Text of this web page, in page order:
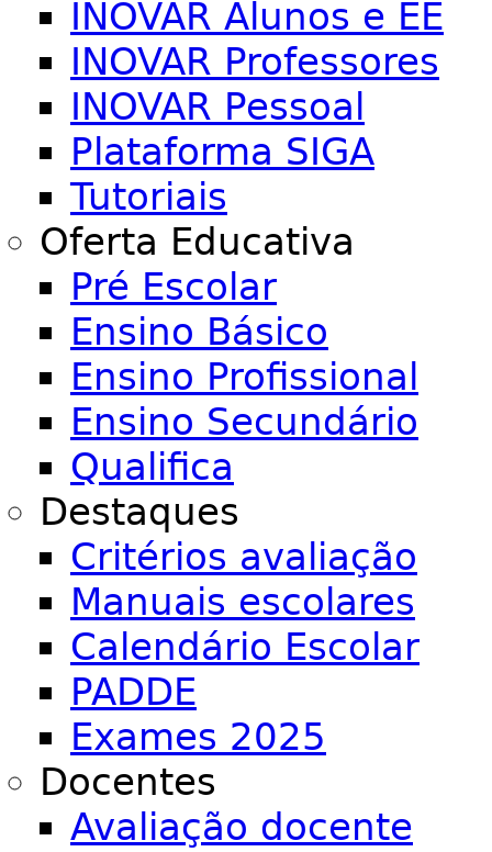
INOVAR Alunos e EE
INOVAR Professores
INOVAR Pessoal
Plataforma SIGA
Tutoriais
Oferta Educativa
Pré Escolar
Ensino Básico
Ensino Profissional
Ensino Secundário
Qualifica
Destaques
Critérios avaliação
Manuais escolares
Calendário Escolar
PADDE
Exames 2025
Docentes
Avaliação docente